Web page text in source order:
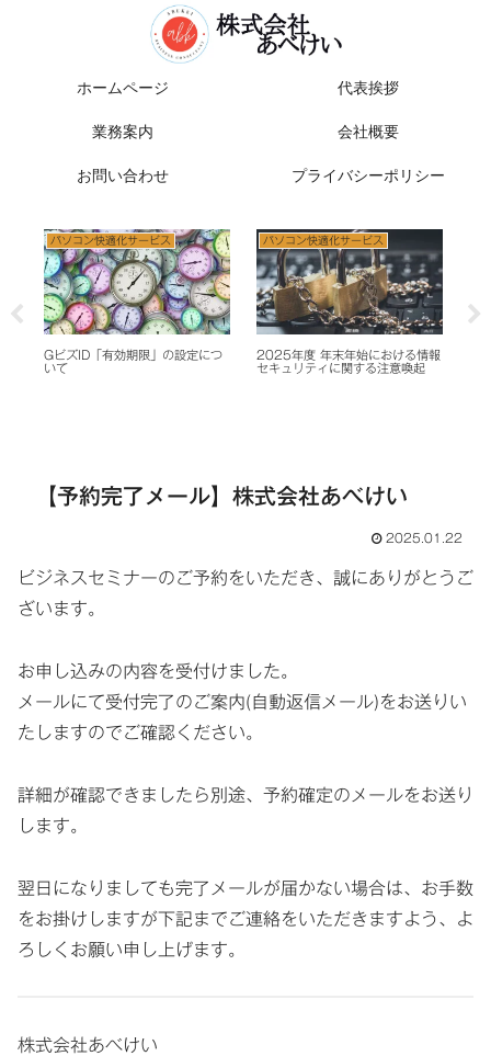
ホームページ 代表挨拶
業務案内 会社概要
お問い合わせ プライバシーポリシー
パソコン快適化サービス
GビズID「有効期限」の設定につ
いて
パソコン快適化サービス
2025年度 年末年始における情報
セキュリティに関する注意喚起
【予約完了メール】株式会社あべけい
2025.01.22
ビジネスセミナーのご予約をいただき、誠にありがとうご
ざいます。
お申し込みの内容を受付けました。
メールにて受付完了のご案内(自動返信メール)をお送りい
たしますのでご確認ください。
詳細が確認できましたら別途、予約確定のメールをお送り
します。
翌日になりましても完了メールが届かない場合は、お手数
をお掛けしますが下記までご連絡をいただきますよう、よ
ろしくお願い申し上げます。
株式会社あべけい